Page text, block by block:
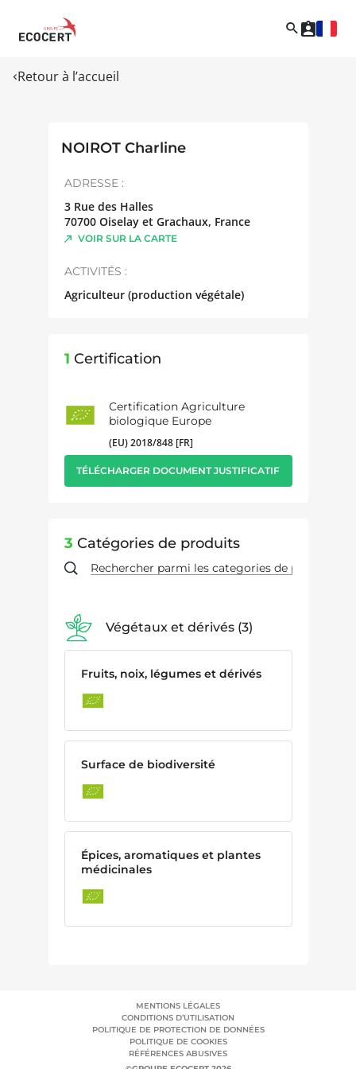
Retour à l’accueil
NOIROT Charline
ADRESSE :
3 Rue des Halles
70700 Oiselay et Grachaux, France
VOIR SUR LA CARTE
ACTIVITÉS :
Agriculteur (production végétale)
1 Certification
Certification Agriculture
biologique Europe
(EU) 2018/848 [FR]
TÉLÉCHARGER DOCUMENT JUSTIFICATIF
3 Catégories de produits
Végétaux et dérivés 3
Fruits, noix, légumes et dérivés
Surface de biodiversité
Épices, aromatiques et plantes
médicinales
MENTIONS LÉGALES
CONDITIONS D’UTILISATION
POLITIQUE DE PROTECTION DE DONNÉES
POLITIQUE DE COOKIES
RÉFÉRENCES ABUSIVES